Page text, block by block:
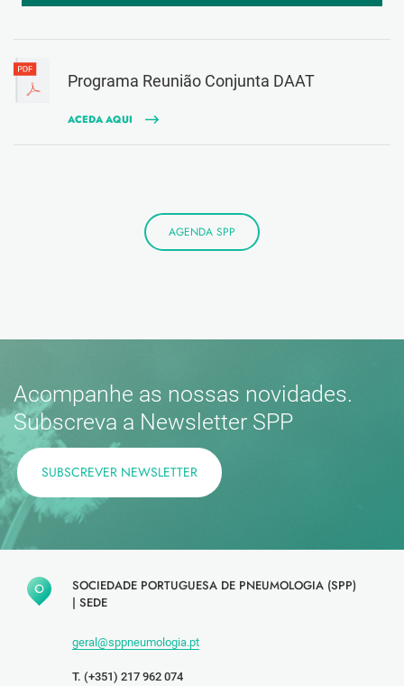
Programa Reunião Conjunta DAAT
ACEDA AQUI
AGENDA SPP
Acompanhe as nossas novidades.
Subscreva a Newsletter SPP
SUBSCREVER NEWSLETTER
SOCIEDADE PORTUGUESA DE PNEUMOLOGIA (SPP)
| SEDE
geral@sppneumologia.pt
T. (+351) 217 962 074